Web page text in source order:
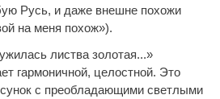
Русь, и даже внешне похожи
на меня похож»).
листва золотая...»
гармоничной, целостной. Это
с преобладающими светлыми